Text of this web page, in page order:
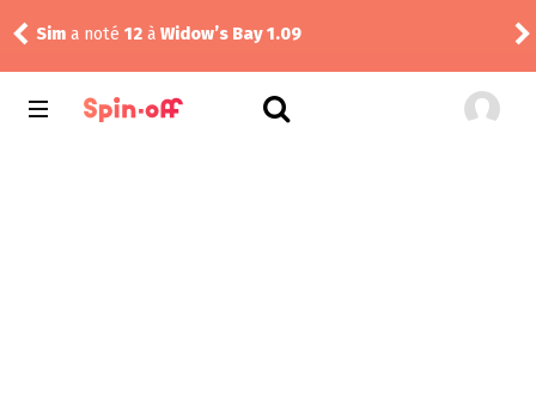
Sim a noté 12 à Widow’s Bay 1.09